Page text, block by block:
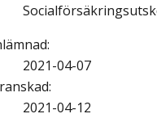
:
2021-04-07
:
2021-04-12